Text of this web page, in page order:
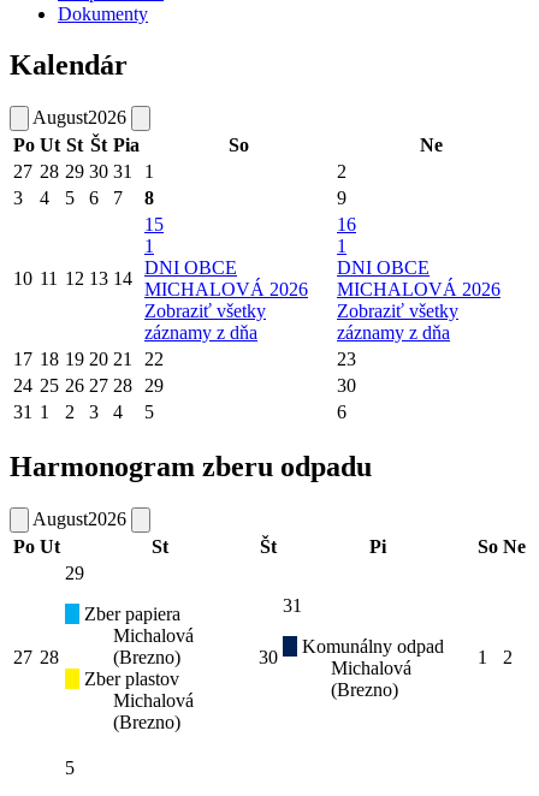
Dokumenty
Kalendár
August2026
Po Ut St Št Pia So
Ne
27 28 29 30 31 1
2
3
4 5 6 7 8 9
10 11 12 13 14
15
1
DNI OBCE
MICHALOVÁ 2026
Zobraziť všetky
záznamy z dňa
16
1
DNI OBCE
MICHALOVÁ 2026
Zobraziť všetky
záznamy z dňa
17 18 19 20 21 22
23
24 25 26 27 28 29
30
31 1 2 3 4 5 6
Harmonogram zberu odpadu
August2026
Po Ut St Št Pi So Ne
27 28
29
Zber papiera
Michalová
(Brezno)
Zber plastov
Michalová
(Brezno)
30
31
Komunálny odpad
Michalová
(Brezno)
1 2
5